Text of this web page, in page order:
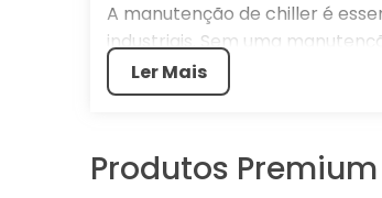
A manutenção de chiller é
industriais. Sem uma
o funcionamento do sistema,
exploraremos a importância
perfeitamente e solicite um
Ler Mais
Produtos Premium